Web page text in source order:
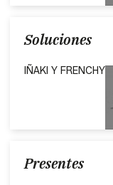
Soluciones
IÑAKI Y FRENCHY
Presentes